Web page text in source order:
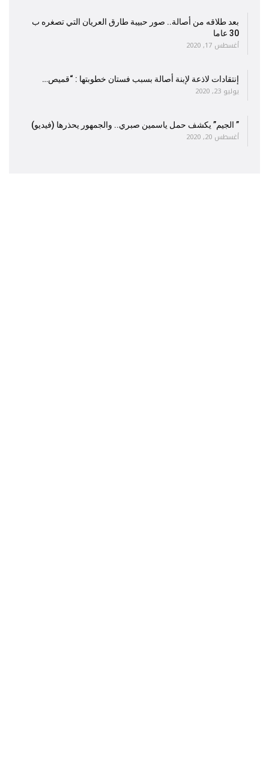
بعد طلاقه من أصالة.. صور حبيبة طارق العريان التي تصغره ب
30 عاما
أغسطس 17, 2020
إنتقادات لاذعة لإبنة أصالة بسبب فستان خطوبتها : “قميص…
يوليو 23, 2020
” الجيم” يكشف حمل ياسمين صبري.. والجمهور يحذرها (فيديو)
أغسطس 20, 2020